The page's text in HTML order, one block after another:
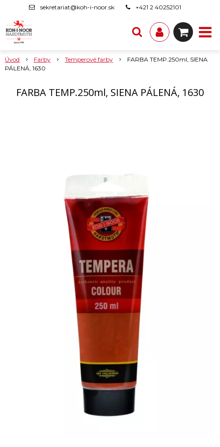
sekretariat@koh-i-noor.sk +421 2 40252101
Úvod Farby Temperové farby
FARBA TEMP.250ml, SIENA
PÁLENÁ, 1630
FARBA TEMP.250ml, SIENA PÁLENÁ, 1630